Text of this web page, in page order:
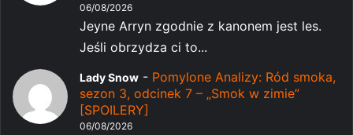
06/08/2026
Jeyne Arryn zgodnie z kanonem jest les.
Jeśli obrzydza ci to...
Lady Snow - Pomylone Analizy: Ród smoka,
sezon 3, odcinek 7 – „Smok w zimie”
[SPOILERY]
06/08/2026